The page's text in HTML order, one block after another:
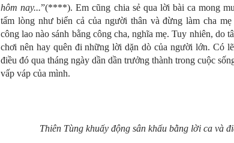
hôm nay...”(****). Em cũng chia sẻ qua lời bài ca mong
tấm lòng như biển cả của người thân và đừng làm cha
công lao nào sánh bằng công cha, nghĩa mẹ. Tuy nhiên, do
chơi nên hay quên đi những lời dặn dò của người lớn. Có
điều đó qua tháng ngày dần dần trưởng thành trong cuộc
vấp váp của mình.
Thiên Tùng khuấy động sân khấu bằng lời ca và